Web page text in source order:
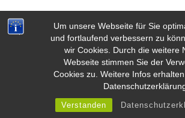
Um unsere Webseite für Sie
und fortlaufend verbessern zu
wir Cookies. Durch die weitere
Webseite stimmen Sie der
Cookies zu. Weitere Infos
Verstanden
Weiße Ladenbau ©2023 · Alle Rechte